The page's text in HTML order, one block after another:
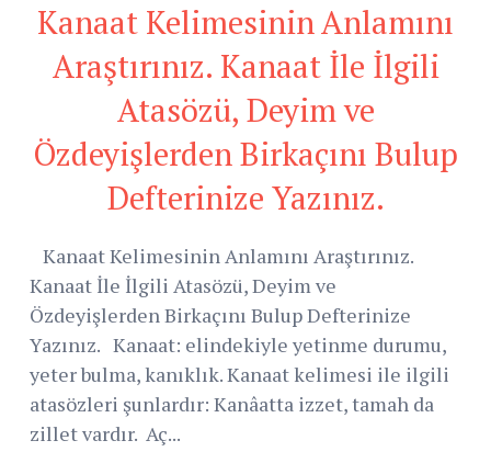
Kanaat Kelimesinin Anlamını
Araştırınız. Kanaat İle İlgili
Atasözü, Deyim ve
Özdeyişlerden Birkaçını Bulup
Defterinize Yazınız.
Kanaat Kelimesinin Anlamını Araştırınız.
Kanaat İle İlgili Atasözü, Deyim ve
Özdeyişlerden Birkaçını Bulup Defterinize
Yazınız. Kanaat: elindekiyle yetinme durumu,
yeter bulma, kanıklık. Kanaat kelimesi ile ilgili
atasözleri şunlardır: Kanâatta izzet, tamah da
zillet vardır. Aç...